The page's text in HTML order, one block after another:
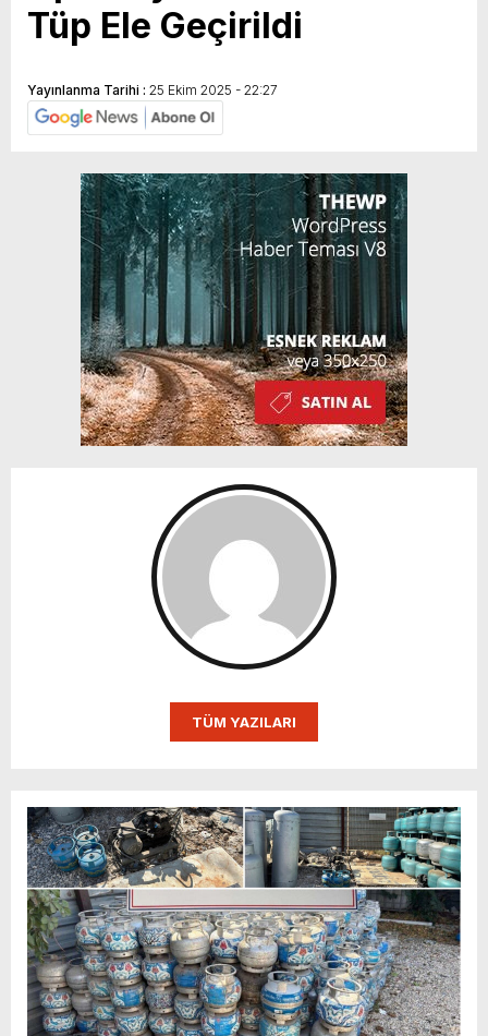
Tüp Ele Geçirildi
Yayınlanma Tarihi : 25 Ekim 2025 - 22:27
TÜM YAZILARI